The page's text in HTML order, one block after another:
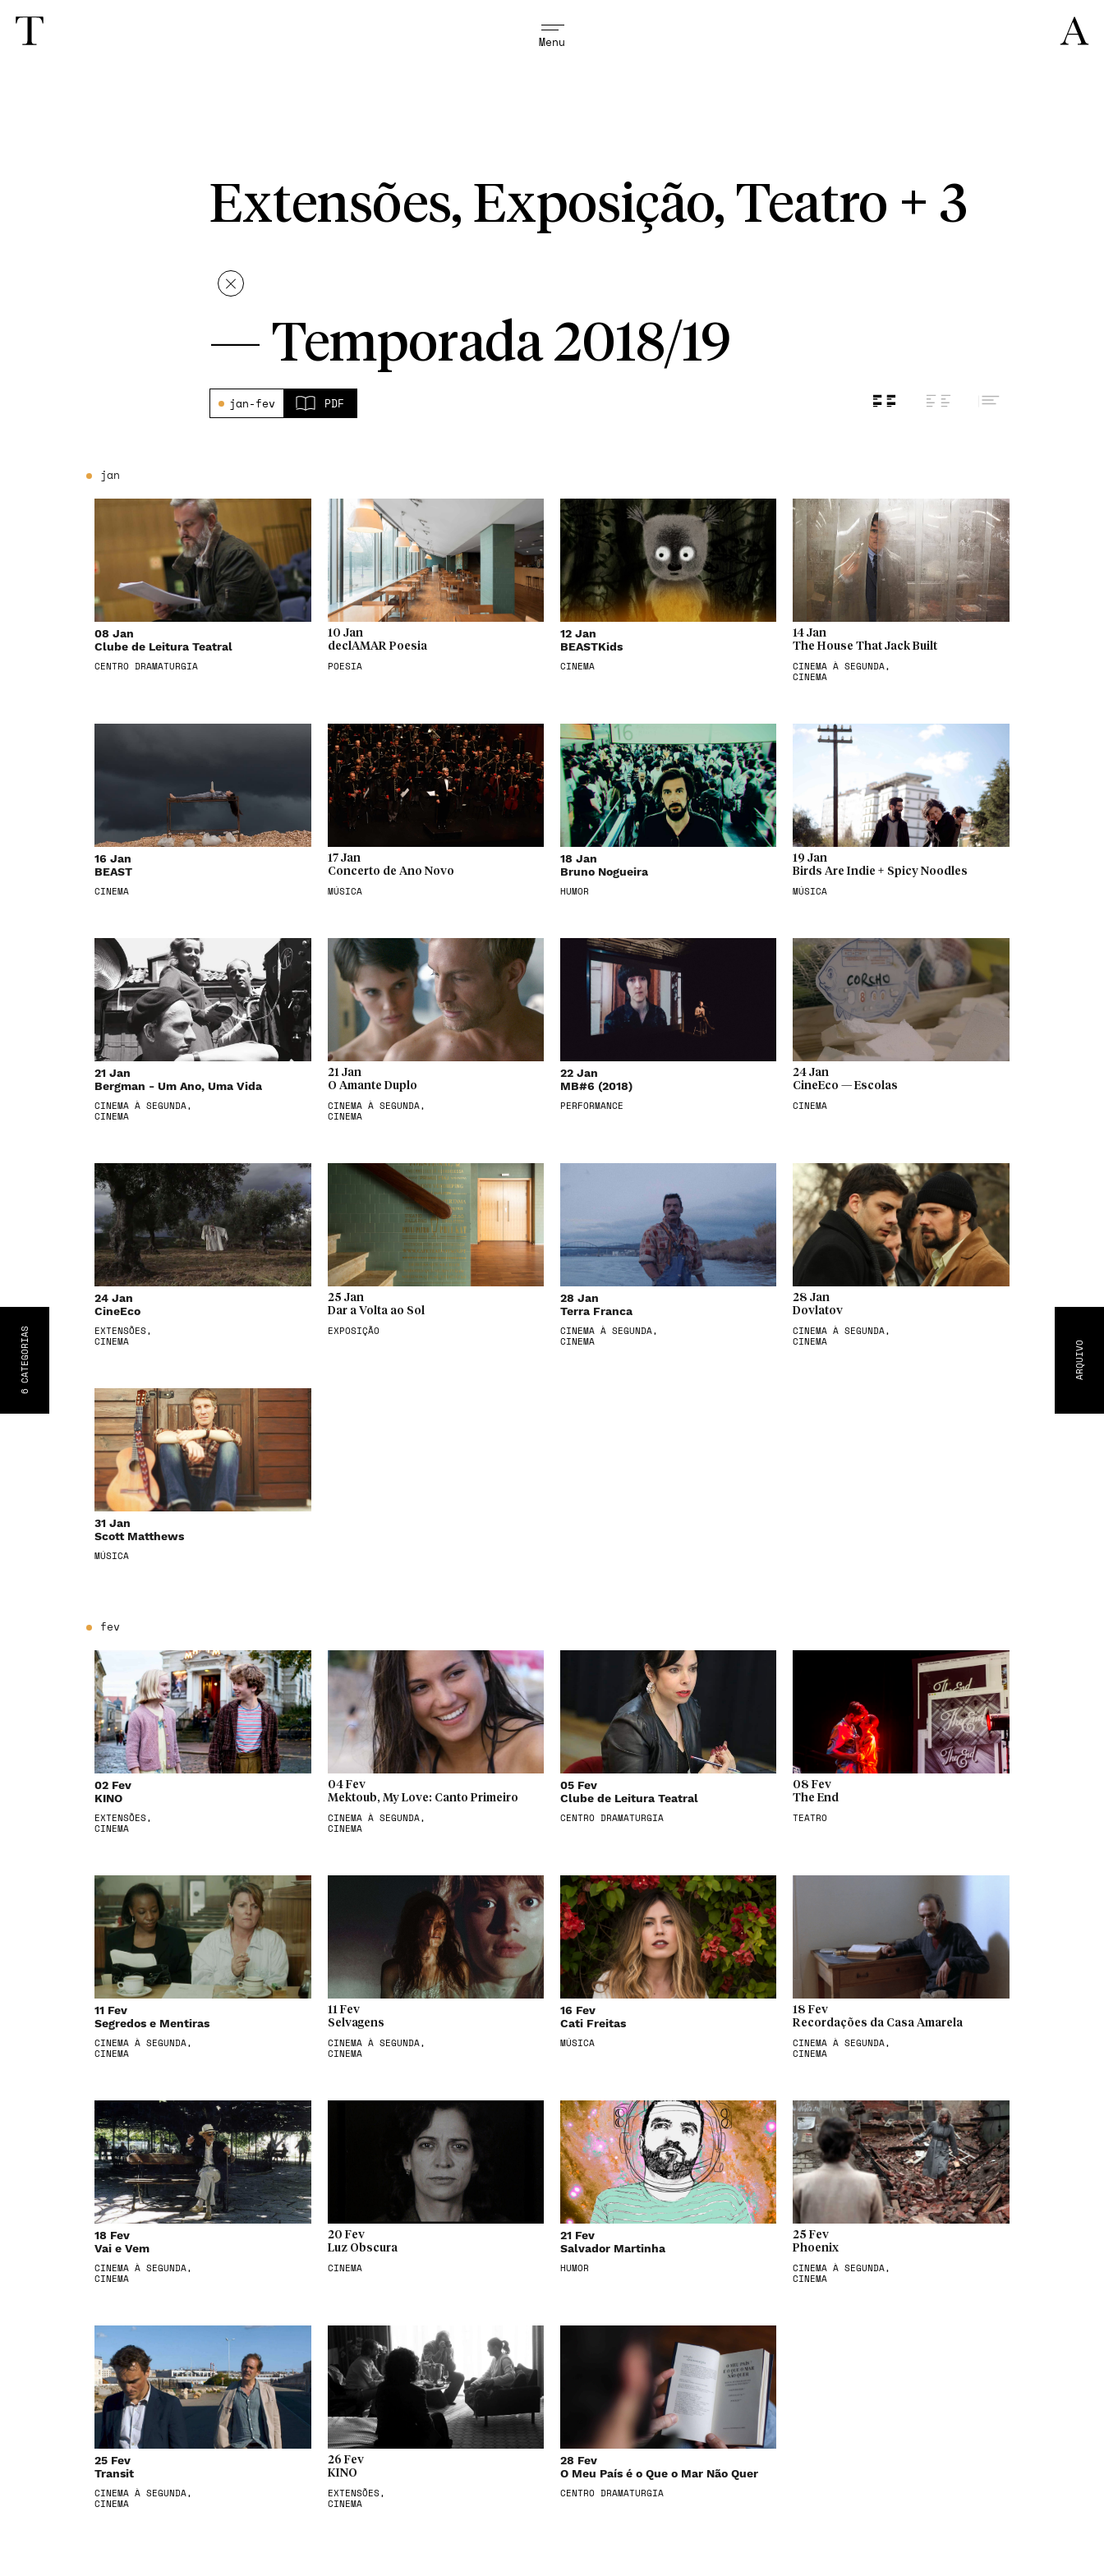
Menu
ARQUIVO
6
CATEGORIA
S
Extensões, Exposição, Teatro + 3
— Temporada 2018/19
jan-fev PDF
jan
08 Jan
Clube de Leitura Teatral
CENTRO DRAMATURGIA
10 Jan
declAMAR Poesia
POESIA
12 Jan
BEASTKids
CINEMA
14 Jan
The House That Jack Built
CINEMA À SEGUNDA,
CINEMA
16 Jan
BEAST
CINEMA
17 Jan
Concerto de Ano Novo
MÚSICA
18 Jan
Bruno Nogueira
HUMOR
19 Jan
Birds Are Indie + Spicy Noodles
MÚSICA
21 Jan
Bergman - Um Ano, Uma Vida
CINEMA À SEGUNDA,
CINEMA
21 Jan
O Amante Duplo
CINEMA À SEGUNDA,
CINEMA
22 Jan
MB#6 (2018)
PERFORMANCE
24 Jan
CineEco — Escolas
CINEMA
24 Jan
CineEco
EXTENSÕES,
CINEMA
25 Jan
Dar a Volta ao Sol
EXPOSIÇÃO
28 Jan
Terra Franca
CINEMA À SEGUNDA,
CINEMA
28 Jan
Dovlatov
CINEMA À SEGUNDA,
CINEMA
31 Jan
Scott Matthews
MÚSICA
fev
02 Fev
KINO
EXTENSÕES,
CINEMA
04 Fev
Mektoub, My Love: Canto Primeiro
CINEMA À SEGUNDA,
CINEMA
05 Fev
Clube de Leitura Teatral
CENTRO DRAMATURGIA
08 Fev
The End
TEATRO
11 Fev
Segredos e Mentiras
CINEMA À SEGUNDA,
CINEMA
11 Fev
Selvagens
CINEMA À SEGUNDA,
CINEMA
16 Fev
Cati Freitas
MÚSICA
18 Fev
Recordações da Casa Amarela
CINEMA À SEGUNDA,
CINEMA
18 Fev
Vai e Vem
CINEMA À SEGUNDA,
CINEMA
20 Fev
Luz Obscura
CINEMA
21 Fev
Salvador Martinha
HUMOR
25 Fev
Phoenix
CINEMA À SEGUNDA,
CINEMA
25 Fev
Transit
CINEMA À SEGUNDA,
CINEMA
26 Fev
KINO
EXTENSÕES,
CINEMA
28 Fev
O Meu País é o Que o Mar Não Quer
CENTRO DRAMATURGIA